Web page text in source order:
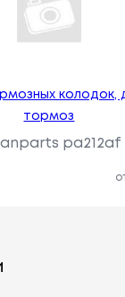
колодок,
тормоз
pa212af